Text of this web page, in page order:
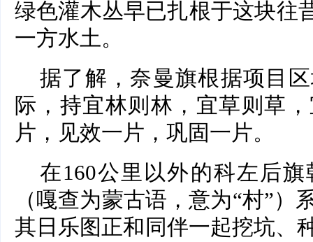
绿色灌木丛早已扎根于这块往
一方水土。
据了解，奈曼旗根据项目
际，持宜林则林，宜草则草
片，见效一片，巩固一片。
在160公里以外的科左后
（嘎查为蒙古语，意为“村”）
其日乐图正和同伴一起挖坑、